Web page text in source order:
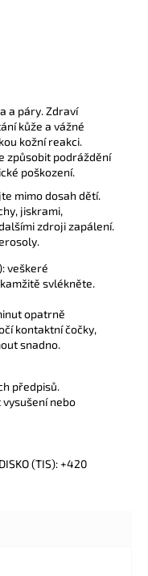
a páry. Zdraví
kůže a vážné
kožní reakci.
způsobit podráždění
poškození.
mimo dosah dětí.
jiskrami,
zdroji zapálení.
veškeré
svlékněte.
opatrně
kontaktní čočky,
snadno.
předpisů.
nebo
(TIS): +420